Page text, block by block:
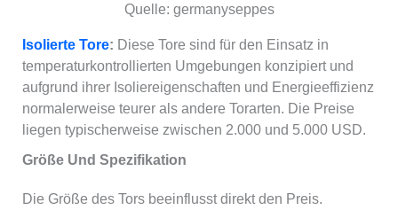
Quelle: germanyseppes
Isolierte Tore: Diese Tore sind für den Einsatz in
temperaturkontrollierten Umgebungen konzipiert und
aufgrund ihrer Isoliereigenschaften und Energieeffizienz
normalerweise teurer als andere Torarten. Die Preise
liegen typischerweise zwischen 2.000 und 5.000 USD.
Größe Und Spezifikation
Die Größe des Tors beeinflusst direkt den Preis.